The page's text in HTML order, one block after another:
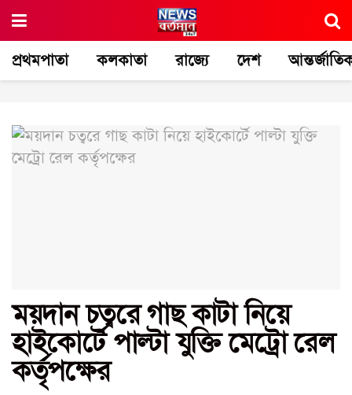
প্রথমপাতা কলকাতা রাজ্যে দেশ
ময়দান চত্বরে গাছ কাটা নিয়ে
হাইকোর্টে পাল্টা যুক্তি মেট্রো রেল
কর্তৃপক্ষের